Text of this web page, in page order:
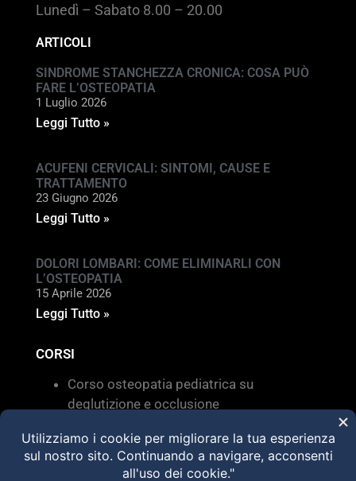
Lunedì – Sabato 8.00 – 20.00
ARTICOLI
SINDROME STANCHEZZA CRONICA: COSA PUÒ
FARE L’OSTEOPATIA
1 Luglio 2026
Leggi Tutto »
ACUFENI CERVICALI: SINTOMI, CAUSE E
TRATTAMENTO
23 Giugno 2026
Leggi Tutto »
DOLORI LOMBARI: COME ELIMINARLI CON
L’OSTEOPATIA
15 Aprile 2026
Leggi Tutto »
CORSI
Corso osteopatia pediatrica su
deglutizione e occlusione
disfunzioni dei sistemi di movimento –
Torino 28 MARZO 2026